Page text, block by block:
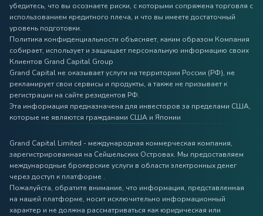
убедитесь, что вы осознаете риски, с которыми сопряжена торговля с
использованием кредитного плеча, и что вы имеете достаточный
уровень подготовки.
Политика конфиденциальности объясняет, каким образом Компания
собирает, использует и защищает персональную информацию своих
Клиентов Grand Capital Group
Grand Capital не оказывает услуги на территории России (РФ), не
рекламирует свои сервисы и продукты, а также не призывает к
регистрации на сайте резидентов РФ.
Эта информация предназначена для инвесторов за пределами США,
которые не являются гражданами США и Японии
Grand Capital Limited - международная коммерческая компания,
зарегистрированная на Сейшельских Островах. Мы предоставляем
международные брокерские услуги в области электронных денег
через доступ к платформе .
Пожалуйста, обратите внимание, что информация, представленная
на нашей платформе, носит исключительно информационный
характер и не должна рассматриваться как юридическая или